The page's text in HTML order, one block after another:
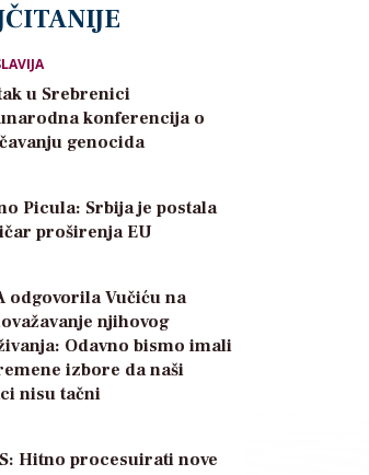
u Srebrenici
konferencija o
genocida
Picula: Srbija je postala
proširenja EU
odgovorila Vučiću na
njihovog
Odavno bismo imali
izbore da naši
nisu tačni
Hitno procesuirati nove